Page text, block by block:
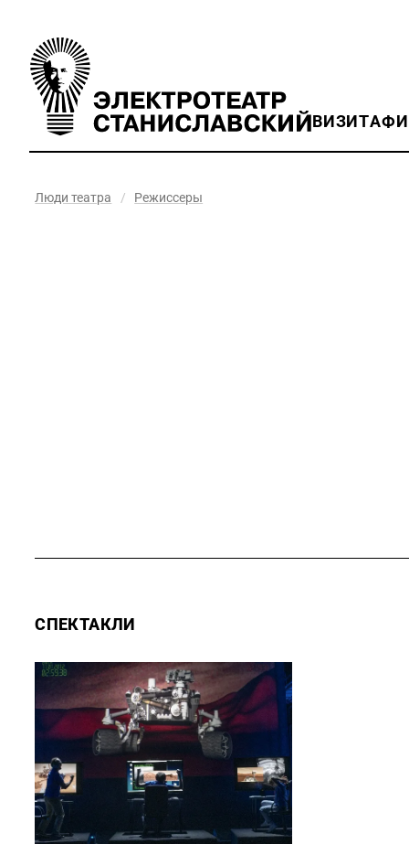
ВИЗИТ
Люди театра / Режиссеры
СПЕКТАКЛИ